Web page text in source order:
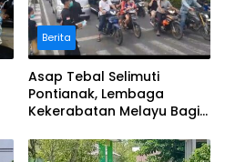
Berita
Asap Tebal Selimuti
Pontianak, Lembaga
Kekerabatan Melayu Bagi